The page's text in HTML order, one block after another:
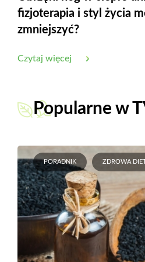
fizjoterapia i styl życia
zmniejszyć?
Czytaj więcej
Popularne w
PORADNIK ZDROWA